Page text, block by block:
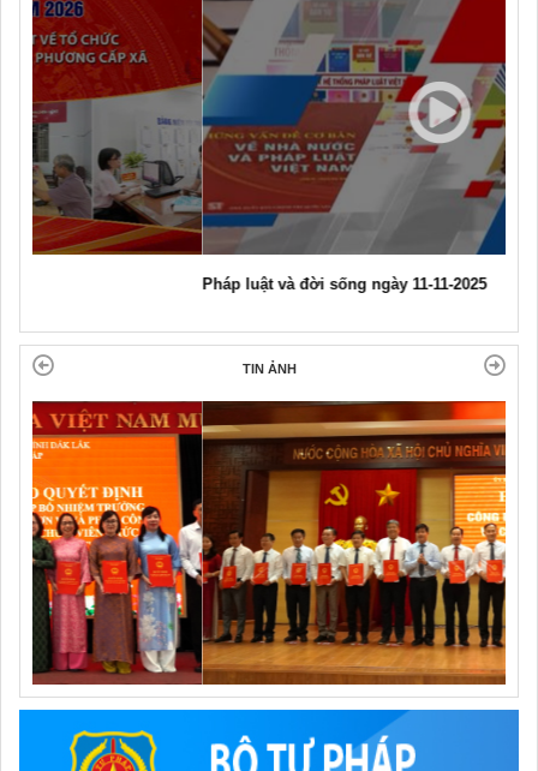
Pháp luật và đời sống ngày 11-11-2025
TIN ẢNH